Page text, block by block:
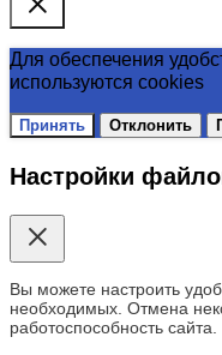
Для обеспечения
используются cookies
Принять Отклонить
Настройки
Вы можете настроить
необходимых. Отмена
работоспособность сайта.